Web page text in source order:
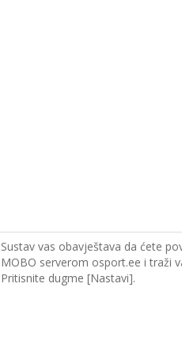
Sustav vas obavještava da ćete
MOBO serverom osport.ee i traži
Pritisnite dugme [Nastavi].